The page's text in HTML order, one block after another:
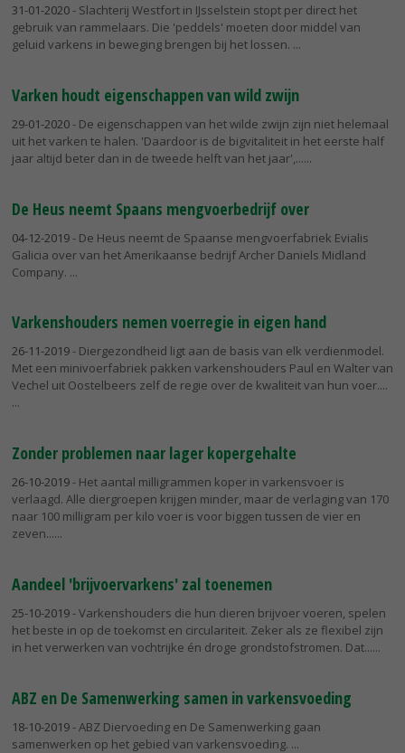
31-01-2020- Slachterij Westfort in IJsselstein stopt per direct het
gebruik van rammelaars. Die 'peddels' moeten door middel van
geluid varkens in beweging brengen bij het lossen.
Varken houdt eigenschappen van wild zwijn
29-01-2020- De eigenschappen van het wilde zwijn zijn niet helemaal
uit het varken te halen. 'Daardoor is de bigvitaliteit in het eerste half
jaar altijd beter dan in de tweede helft van het jaar',...
De Heus neemt Spaans mengvoerbedrijf over
04-12-2019- De Heus neemt de Spaanse mengvoerfabriek Evialis
Galicia over van het Amerikaanse bedrijf Archer Daniels Midland
Company.
Varkenshouders nemen voerregie in eigen hand
26-11-2019- Diergezondheid ligt aan de basis van elk verdienmodel.
Met een minivoerfabriek pakken varkenshouders Paul en Walter van
Vechel uit Oostelbeers zelf de regie over de kwaliteit van hun voer....
Zonder problemen naar lager kopergehalte
26-10-2019- Het aantal milligrammen koper in varkensvoer is
verlaagd. Alle diergroepen krijgen minder, maar de verlaging van 170
naar 100 milligram per kilo voer is voor biggen tussen de vier en
zeven...
Aandeel 'brijvoervarkens' zal toenemen
25-10-2019- Varkenshouders die hun dieren brijvoer voeren, spelen
het beste in op de toekomst en circulariteit. Zeker als ze flexibel zijn
in het verwerken van vochtrijke én droge grondstofstromen. Dat...
ABZ en De Samenwerking samen in varkensvoeding
18-10-2019- ABZ Diervoeding en De Samenwerking gaan
samenwerken op het gebied van varkensvoeding.